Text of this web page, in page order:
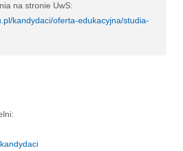
na stronie UwS:
kandydaci/oferta-edukacyjna/studia-